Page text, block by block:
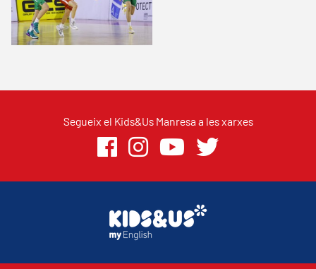
Segueix el Kids&Us Manresa a les xarxes